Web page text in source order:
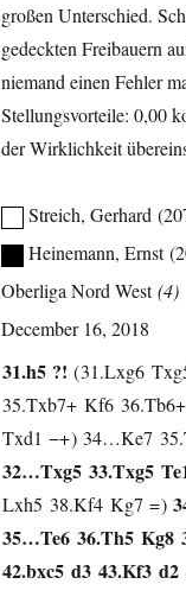
großen Unterschied.
gedeckten Freibauern
niemand einen Fehler
Stellungsvorteile: 0,00
der Wirklichkeit
Streich, Gerhard
Heinemann, Ernst
Oberliga Nord West 4
December 16, 2018
31.h5 ?! 31.Lxg6
35.Txb7+ Kf6 36.Tb6+
Txd1 −+ 34…Ke7 35.
32…Txg5 33.Txg5
Lxh5 38.Kf4 Kg7 =
35…Te6 36.Th5 Kg8
42.bxc5 d3 43.Kf3 d2